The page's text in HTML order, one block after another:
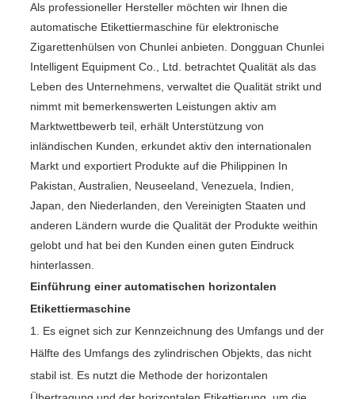
Als professioneller Hersteller möchten wir Ihnen die
automatische Etikettiermaschine für elektronische
Zigarettenhülsen von Chunlei anbieten. Dongguan Chunlei
Intelligent Equipment Co., Ltd. betrachtet Qualität als das
Leben des Unternehmens, verwaltet die Qualität strikt und
nimmt mit bemerkenswerten Leistungen aktiv am
Marktwettbewerb teil, erhält Unterstützung von
inländischen Kunden, erkundet aktiv den internationalen
Markt und exportiert Produkte auf die Philippinen In
Pakistan, Australien, Neuseeland, Venezuela, Indien,
Japan, den Niederlanden, den Vereinigten Staaten und
anderen Ländern wurde die Qualität der Produkte weithin
gelobt und hat bei den Kunden einen guten Eindruck
hinterlassen.
Einführung einer automatischen horizontalen
Etikettiermaschine
1. Es eignet sich zur Kennzeichnung des Umfangs und der
Hälfte des Umfangs des zylindrischen Objekts, das nicht
stabil ist. Es nutzt die Methode der horizontalen